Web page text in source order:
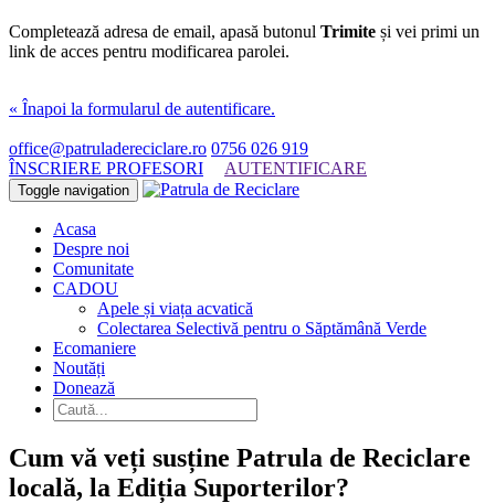
Completează adresa de email, apasă butonul Trimite și vei primi un
link de acces pentru modificarea parolei.
« Înapoi la formularul de autentificare.
office@patruladereciclare.ro 0756 026 919
ÎNSCRIERE PROFESORI
AUTENTIFICARE
Toggle navigation
Acasa
Despre noi
Comunitate
CADOU
Apele și viața acvatică
Colectarea Selectivă pentru o Săptămână Verde
Ecomaniere
Noutăți
Donează
Cum vă veți susține Patrula de Reciclare
locală, la Ediția Suporterilor?